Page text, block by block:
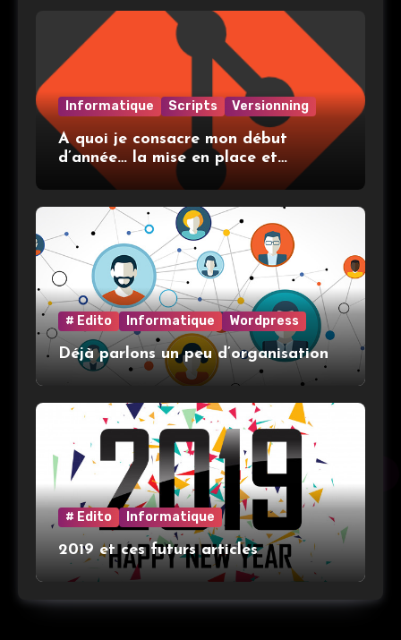
Informatique Scripts Versionning
A quoi je consacre mon début
d’année… la mise en place et
l’utilisation de git
# Edito Informatique Wordpress
Déjà parlons un peu d’organisation
# Edito Informatique
2019 et ces futurs articles